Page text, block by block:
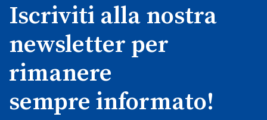
Iscriviti alla nostra
newsletter per
rimanere
sempre informato!